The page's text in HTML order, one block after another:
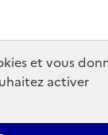
et vous
activer